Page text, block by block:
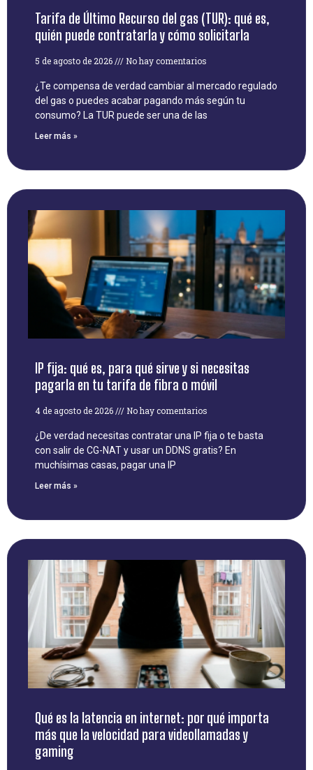
Tarifa de Último Recurso del gas (TUR): qué es,
quién puede contratarla y cómo solicitarla
5 de agosto de 2026 No hay comentarios
¿Te compensa de verdad cambiar al mercado regulado
del gas o puedes acabar pagando más según tu
consumo? La TUR puede ser una de las
Leer más »
IP fija: qué es, para qué sirve y si necesitas
pagarla en tu tarifa de fibra o móvil
4 de agosto de 2026 No hay comentarios
¿De verdad necesitas contratar una IP fija o te basta
con salir de CG-NAT y usar un DDNS gratis? En
muchísimas casas, pagar una IP
Leer más »
Qué es la latencia en internet: por qué importa
más que la velocidad para videollamadas y
gaming